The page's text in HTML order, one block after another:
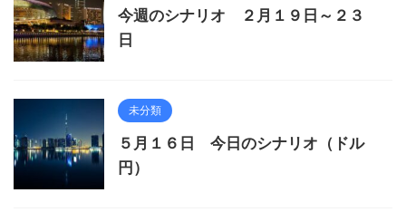
今週のシナリオ ２月１９日～２３
日
未分類
５月１６日 今日のシナリオ（ドル
円）